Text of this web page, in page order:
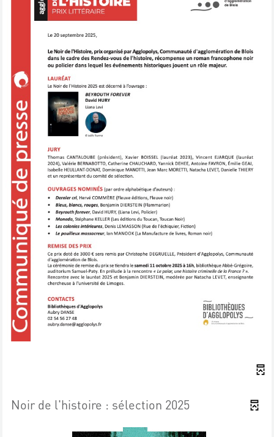
Noir de l'histoire : sélection 2025